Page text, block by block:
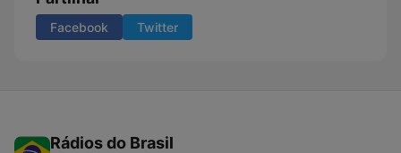
Facebook Twitter
Rádios do Brasil